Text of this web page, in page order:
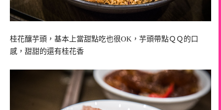
桂花釀芋頭，基本上當甜點吃也很OK，芋頭帶點ＱＱ的口
感，甜甜的還有桂花香